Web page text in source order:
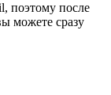
поэтому после
можете сразу